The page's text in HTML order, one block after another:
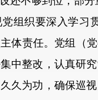
织要深入学习贯
体责任。党组（
中整改，认真研
久为功，确保巡